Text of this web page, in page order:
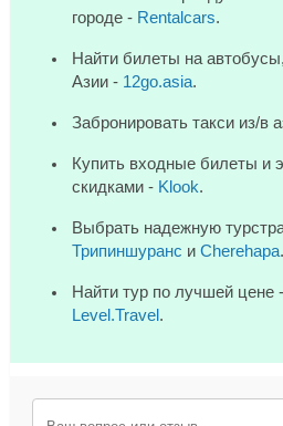
городе - Rentalcars.
Найти билеты на
Азии - 12go.asia.
Забронировать такси из/в
Купить входные билеты и
скидками - Klook.
Выбрать надежную
Трипиншуранс и Cherehapa.
Найти тур по лучшей цене -
Level.Travel .